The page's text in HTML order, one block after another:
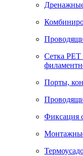
Сетка
Порты,
Фиксация